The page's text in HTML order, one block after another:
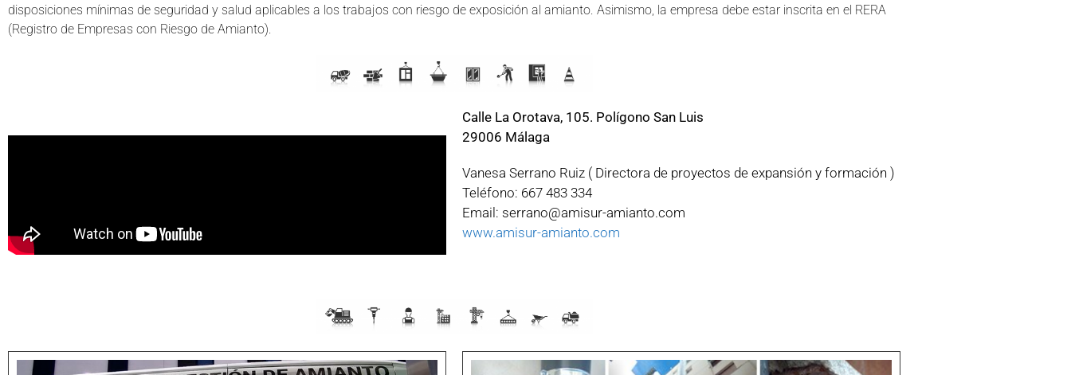
disposiciones mínimas de seguridad y salud aplicables a los trabajos con riesgo de exposición al amianto. Asimismo, la empresa debe estar inscrita en el RERA
(Registro de Empresas con Riesgo de Amianto).
Calle La Orotava, 105. Polígono San Luis
29006 Málaga
Vanesa Serrano Ruiz ( Directora de proyectos de expansión y formación )
Teléfono: 667 483 334
Email: serrano@amisur-amianto.com
www.amisur-amianto.com